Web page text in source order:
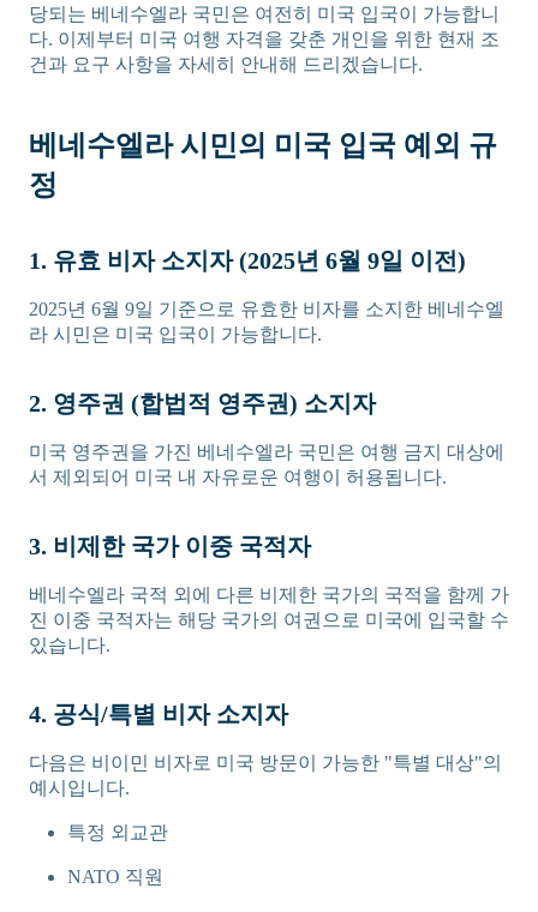
당되는 베네수엘라 국민은 여전히 미국 입국이 가능합니
다. 이제부터 미국 여행 자격을 갖춘 개인을 위한 현재 조
건과 요구 사항을 자세히 안내해 드리겠습니다.
베네수엘라 시민의 미국 입국 예외 규
정
1. 유효 비자 소지자 (2025년 6월 9일 이전)
2025년 6월 9일 기준으로 유효한 비자를 소지한 베네수엘
라 시민은 미국 입국이 가능합니다.
2. 영주권 (합법적 영주권) 소지자
미국 영주권을 가진 베네수엘라 국민은 여행 금지 대상에
서 제외되어 미국 내 자유로운 여행이 허용됩니다.
3. 비제한 국가 이중 국적자
베네수엘라 국적 외에 다른 비제한 국가의 국적을 함께 가
진 이중 국적자는 해당 국가의 여권으로 미국에 입국할 수
있습니다.
4. 공식/특별 비자 소지자
다음은 비이민 비자로 미국 방문이 가능한 "특별 대상"의
예시입니다.
특정 외교관
NATO 직원